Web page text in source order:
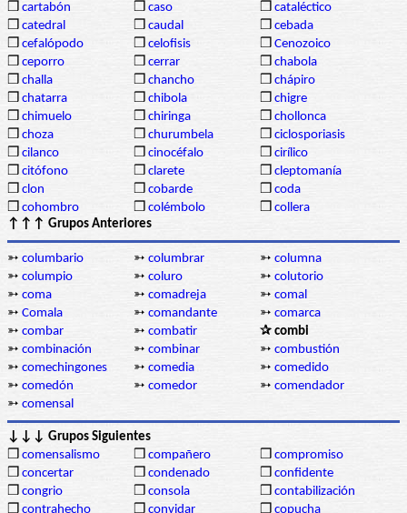
❒ cartabón ❒ caso ❒ cataléctico
❒ catedral ❒ caudal ❒ cebada
❒ cefalópodo ❒ celofisis ❒ Cenozoico
❒ ceporro ❒ cerrar ❒ chabola
❒ challa ❒ chancho ❒ chápiro
❒ chatarra ❒ chibola ❒ chigre
❒ chimuelo ❒ chiringa ❒ chollonca
❒ choza ❒ churumbela ❒ ciclosporiasis
❒ cilanco ❒ cinocéfalo ❒ cirílico
❒ citófono ❒ clarete ❒ cleptomanía
❒ clon ❒ cobarde ❒ coda
❒ cohombro ❒ colémbolo ❒ collera
↑↑↑ Grupos Anteriores
➳ columbario ➳ columbrar ➳ columna
➳ columpio ➳ coluro ➳ colutorio
➳ coma ➳ comadreja ➳ comal
➳ Comala ➳ comandante ➳ comarca
➳ combar ➳ combatir
✰ combi
➳ combinación ➳ combinar ➳ combustión
➳ comechingones ➳ comedia ➳ comedido
➳ comedón ➳ comedor ➳ comendador
➳ comensal
↓↓↓ Grupos Siguientes
❒ comensalismo ❒ compañero ❒ compromiso
❒ concertar ❒ condenado ❒ confidente
❒ congrio ❒ consola ❒ contabilización
❒ contrahecho ❒ convidar ❒ copucha